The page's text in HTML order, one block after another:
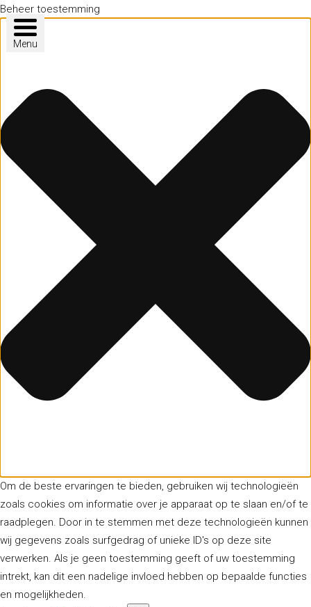
Beheer toestemming
Om de beste ervaringen te bieden, gebruiken wij technologieën
zoals cookies om informatie over je apparaat op te slaan en/of te
raadplegen. Door in te stemmen met deze technologieën kunnen
wij gegevens zoals surfgedrag of unieke ID's op deze site
verwerken. Als je geen toestemming geeft of uw toestemming
intrekt, kan dit een nadelige invloed hebben op bepaalde functies
en mogelijkheden.
Menu